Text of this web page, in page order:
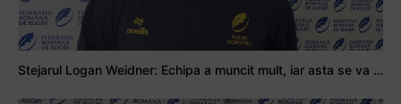
Stejarul Logan Weidner: Echipa a muncit mult, iar asta se va vedea în meciurile de la Nations Cup